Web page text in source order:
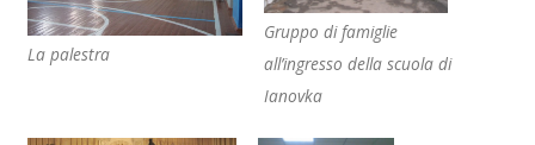
La palestra
Gruppo di famiglie
all’ingresso della scuola di
Ianovka